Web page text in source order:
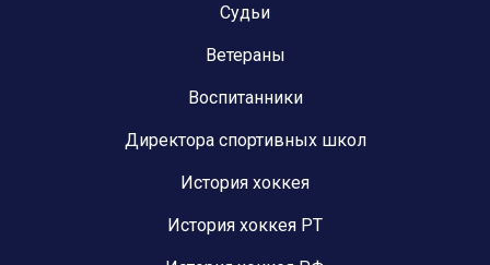
Судьи
Ветераны
Воспитанники
Директора спортивных школ
История хоккея
История хоккея РТ